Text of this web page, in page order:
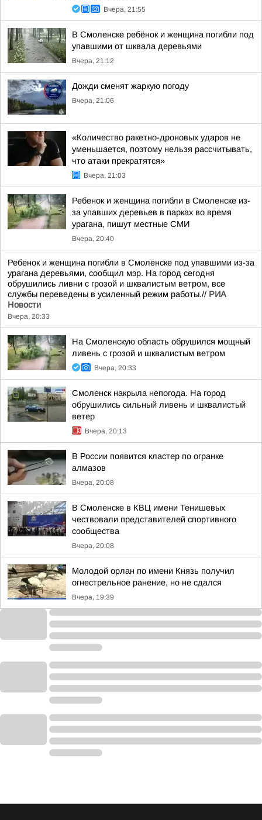
Вчера, 21:55
В Смоленске ребёнок и женщина погибли под
упавшими от шквала деревьями
Вчера, 21:12
Дожди сменят жаркую погоду
Вчера, 21:06
«Количество ракетно-дроновых ударов не
уменьшается, поэтому нельзя рассчитывать,
что атаки прекратятся»
Вчера, 21:03
Ребенок и женщина погибли в Смоленске из-
за упавших деревьев в парках во время
урагана, пишут местные СМИ
Вчера, 20:40
Ребенок и женщина погибли в Смоленске под упавшими из-за
урагана деревьями, сообщил мэр. На город сегодня
обрушились ливни с грозой и шквалистым ветром, все
службы переведены в усиленный режим работы.// РИА
Новости
Вчера, 20:33
На Смоленскую область обрушился мощный
ливень с грозой и шквалистым ветром
Вчера, 20:33
Смоленск накрыла непогода. На город
обрушились сильный ливень и шквалистый
ветер
Вчера, 20:13
В России появится кластер по огранке
алмазов
Вчера, 20:08
В Смоленске в КВЦ имени Тенишевых
чествовали представителей спортивного
сообщества
Вчера, 20:08
Молодой орлан по имени Князь получил
огнестрельное ранение, но не сдался
Вчера, 19:39